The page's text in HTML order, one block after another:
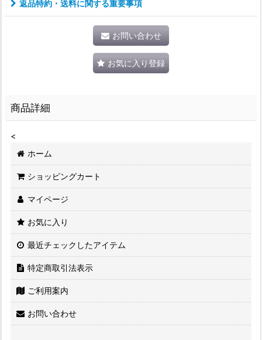
返品特約・送料に関する重要事項
お問い合わせ
お気に入り登録
商品詳細
<
ホーム
ショッピングカート
マイページ
お気に入り
最近チェックしたアイテム
特定商取引法表示
ご利用案内
お問い合わせ